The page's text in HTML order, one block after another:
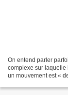
On entend parler
complexe sur laquelle
un mouvement est «